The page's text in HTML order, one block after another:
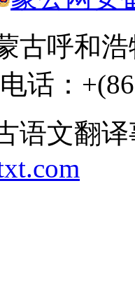
古呼和
电话：
语文翻